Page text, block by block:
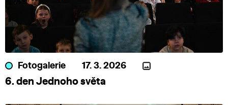
Fotogalerie 17. 3. 2026
6. den Jednoho světa